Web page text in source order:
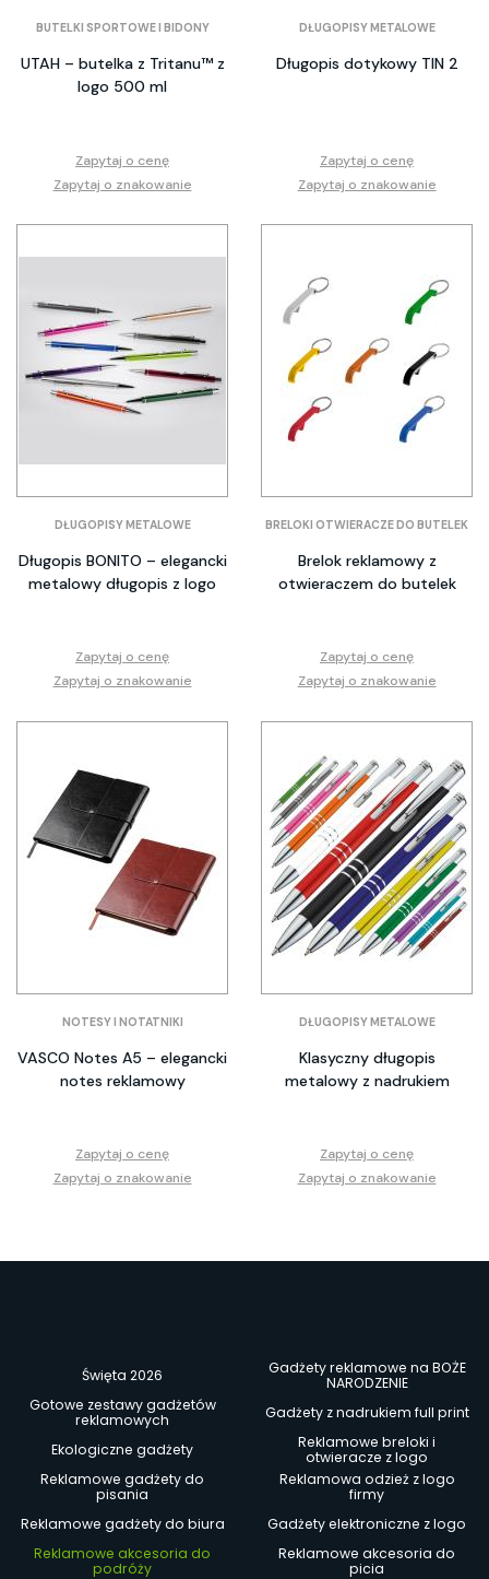
BUTELKI SPORTOWE I BIDONY
UTAH – butelka z Tritanu™ z
logo 500 ml
Zapytaj o cenę
Zapytaj o znakowanie
DŁUGOPISY METALOWE
Długopis dotykowy TIN 2
Zapytaj o cenę
Zapytaj o znakowanie
DŁUGOPISY METALOWE
Długopis BONITO – elegancki
metalowy długopis z logo
Zapytaj o cenę
Zapytaj o znakowanie
BRELOKI OTWIERACZE DO BUTELEK
Brelok reklamowy z
otwieraczem do butelek
Zapytaj o cenę
Zapytaj o znakowanie
NOTESY I NOTATNIKI
VASCO Notes A5 – elegancki
notes reklamowy
Zapytaj o cenę
Zapytaj o znakowanie
DŁUGOPISY METALOWE
Klasyczny długopis
metalowy z nadrukiem
Zapytaj o cenę
Zapytaj o znakowanie
Święta 2026
Gadżety reklamowe na BOŻE
NARODZENIE
Gotowe zestawy gadżetów
reklamowych
Gadżety z nadrukiem full print
Ekologiczne gadżety
Reklamowe breloki i
otwieracze z logo
Reklamowe gadżety do
pisania
Reklamowa odzież z logo
firmy
Reklamowe gadżety do biura
Gadżety elektroniczne z logo
Reklamowe akcesoria do
podróży
Reklamowe akcesoria do
picia